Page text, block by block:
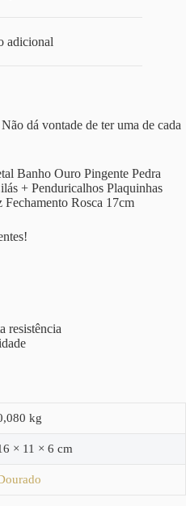
adicional
dá vontade de ter uma de cada
Banho Ouro Pingente Pedra
+ Penduricalhos Plaquinhas
Rosca 17cm
resistência
kg
× 11 × 6 cm